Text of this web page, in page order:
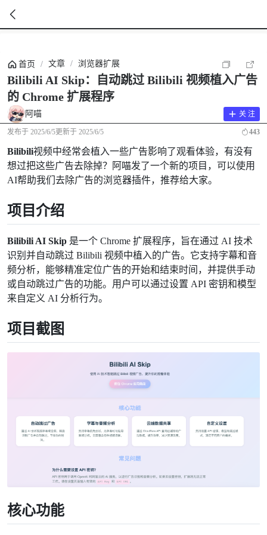
首页 / 文章 / 浏览器扩展
Bilibili AI Skip：自动跳过 Bilibili 视频植入广告
的 Chrome 扩展程序
阿喵 关 注
发布于 2025/6/5更新于 2025/6/5 443
Bilibili视频中经常会植入一些广告影响了观看体验，有没有
想过把这些广告去除掉？阿喵发了一个新的项目，可以使用
AI帮助我们去除广告的浏览器插件，推荐给大家。
项目介绍
Bilibili AI Skip 是一个 Chrome 扩展程序，旨在通过 AI 技术
识别并自动跳过 Bilibili 视频中植入的广告。它支持字幕和音
频分析，能够精准定位广告的开始和结束时间，并提供手动
或自动跳过广告的功能。用户可以通过设置 API 密钥和模型
来自定义 AI 分析行为。
项目截图
核心功能